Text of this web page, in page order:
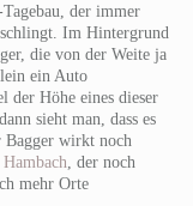
der immer
Im Hintergrund
die von der Weite ja
ein Auto
der Höhe eines dieser
sieht man, dass es
Bagger wirkt noch
, der noch
mehr Orte